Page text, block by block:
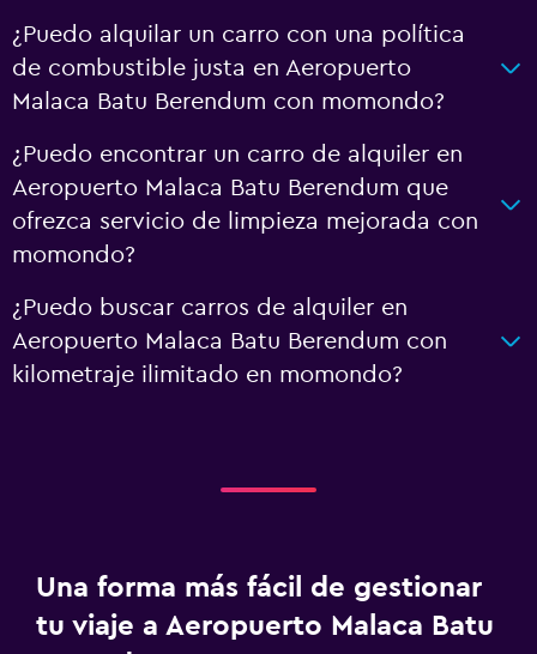
¿Puedo alquilar un carro con una política
de combustible justa en Aeropuerto
Malaca Batu Berendum con momondo?
¿Puedo encontrar un carro de alquiler en
Aeropuerto Malaca Batu Berendum que
ofrezca servicio de limpieza mejorada con
momondo?
¿Puedo buscar carros de alquiler en
Aeropuerto Malaca Batu Berendum con
kilometraje ilimitado en momondo?
Una forma más fácil de gestionar
tu viaje a Aeropuerto Malaca Batu